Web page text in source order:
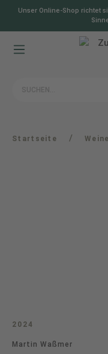
springen
Unser Online-Shop richtet
Startseite / Weine
2024
Martin Waßmer